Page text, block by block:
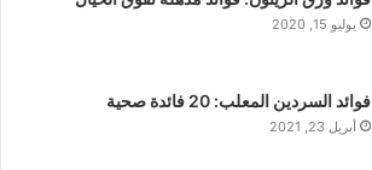
يوليو 15, 2020
فوائد السردين المعلب: 20 فائدة صحية
أبريل 23, 2021